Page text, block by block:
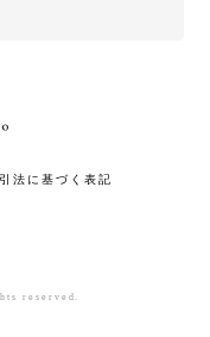
法に基づく表記
reserved.